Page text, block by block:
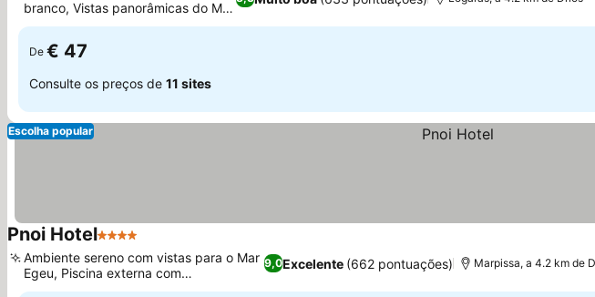
branco, Vistas panorâmicas do Mar
Egeu
De € 47
Consulte os preços de 11 sites
Escolha popular
Pnoi Hotel4 Estrelas
9,0Excelente (662 pontuações)
Ambiente sereno com vistas para o Mar
Egeu, Piscina externa com
espreguiçadeiras
Marpissa, a 4.2 km de